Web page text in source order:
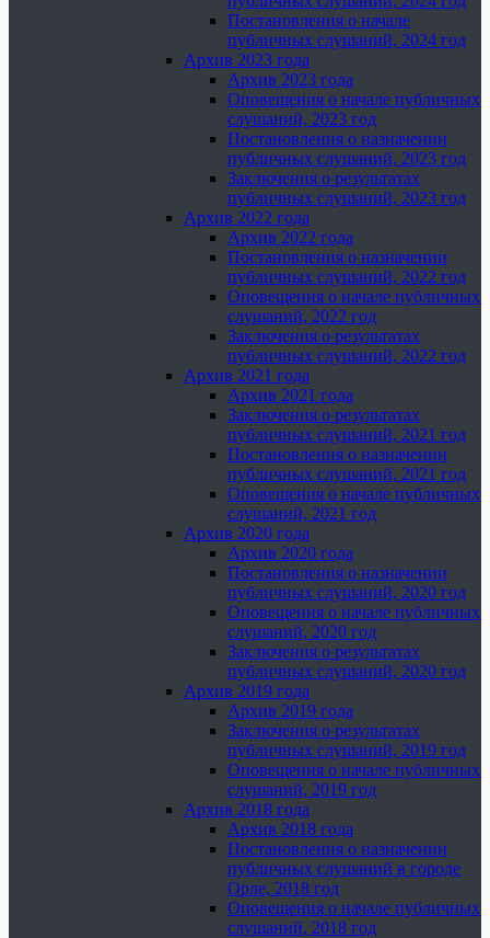
Постановления о начале
публичных слушаний, 2024 год
Архив 2023 года
Архив 2023 года
Оповещения о начале публичных
слушаний, 2023 год
Постановления о назначении
публичных слушаний, 2023 год
Заключения о результатах
публичных слушаний, 2023 год
Архив 2022 года
Архив 2022 года
Постановления о назначении
публичных слушаний, 2022 год
Оповещения о начале публичных
слушаний, 2022 год
Заключения о результатах
публичных слушаний, 2022 год
Архив 2021 года
Архив 2021 года
Заключения о результатах
публичных слушаний, 2021 год
Постановления о назначении
публичных слушаний, 2021 год
Оповещения о начале публичных
слушаний, 2021 год
Архив 2020 года
Архив 2020 года
Постановления о назначении
публичных слушаний, 2020 год
Оповещения о начале публичных
слушаний, 2020 год
Заключения о результатах
публичных слушаний, 2020 год
Архив 2019 года
Архив 2019 года
Заключения о результатах
публичных слушаний, 2019 год
Оповещения о начале публичных
слушаний, 2019 год
Архив 2018 года
Архив 2018 года
Постановления о назначении
публичных слушаний в городе
Орле, 2018 год
Оповещения о начале публичных
слушаний, 2018 год